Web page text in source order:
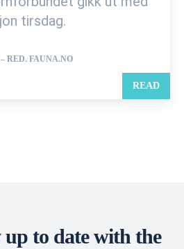
tirsdag.
RED. FAUNA.NO
READ
to date with the